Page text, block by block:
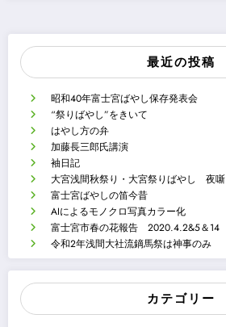
最近の投稿
昭和40年富士宮ばやし保存発表会
“祭りばやし”をきいて
はやし方の弁
加藤長三郎氏講演
袖日記
大宮浅間秋祭り・大宮祭りばやし 夜噺
富士宮ばやしの笛今昔
AIによるモノクロ写真カラー化
富士宮市春の花報告 2020.4.2&5＆14
令和2年浅間大社流鏑馬祭は神事のみ
カテゴリー